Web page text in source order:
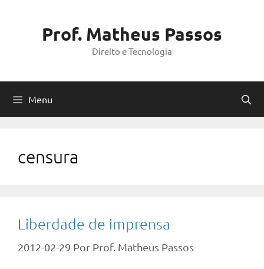
Prof. Matheus Passos
Direito e Tecnologia
Menu
censura
Liberdade de imprensa
2012-02-29 Por Prof. Matheus Passos